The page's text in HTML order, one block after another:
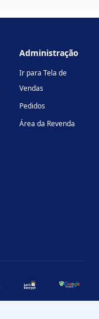
Administração
Ir para Tela de
Vendas
Pedidos
Área da Revenda